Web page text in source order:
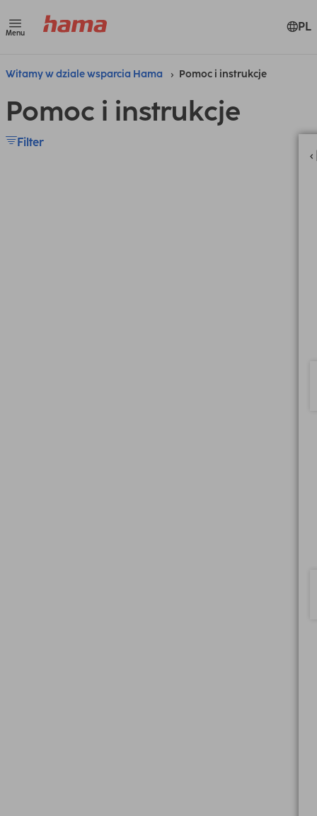
Menu PL
Witamy w dziale wsparcia Hama Pomoc i instrukcje
Pomoc i instrukcje
Filter